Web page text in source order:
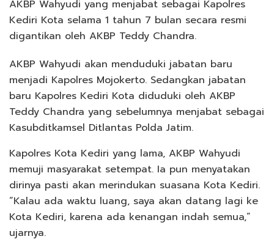
AKBP Wahyudi yang menjabat sebagai Kapolres
Kediri Kota selama 1 tahun 7 bulan secara resmi
digantikan oleh AKBP Teddy Chandra.
AKBP Wahyudi akan menduduki jabatan baru
menjadi Kapolres Mojokerto. Sedangkan jabatan
baru Kapolres Kediri Kota diduduki oleh AKBP
Teddy Chandra yang sebelumnya menjabat sebagai
Kasubditkamsel Ditlantas Polda Jatim.
Kapolres Kota Kediri yang lama, AKBP Wahyudi
memuji masyarakat setempat. Ia pun menyatakan
dirinya pasti akan merindukan suasana Kota Kediri.
“Kalau ada waktu luang, saya akan datang lagi ke
Kota Kediri, karena ada kenangan indah semua,”
ujarnya.